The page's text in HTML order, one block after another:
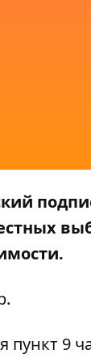
.
пункт 9